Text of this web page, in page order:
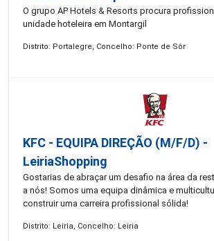
O grupo AP Hotels & Resorts procura
unidade hoteleira em Montargil
Distrito: Portalegre, Concelho: Ponte de Sôr
KFC - EQUIPA DIREÇÃO (m/f/d) -
LeiriaShopping
Gostarias de abraçar um desafio na área da
a nós! Somos uma equipa dinâmica e
construir uma carreira profissional sólida!
Distrito: Leiria, Concelho: Leiria